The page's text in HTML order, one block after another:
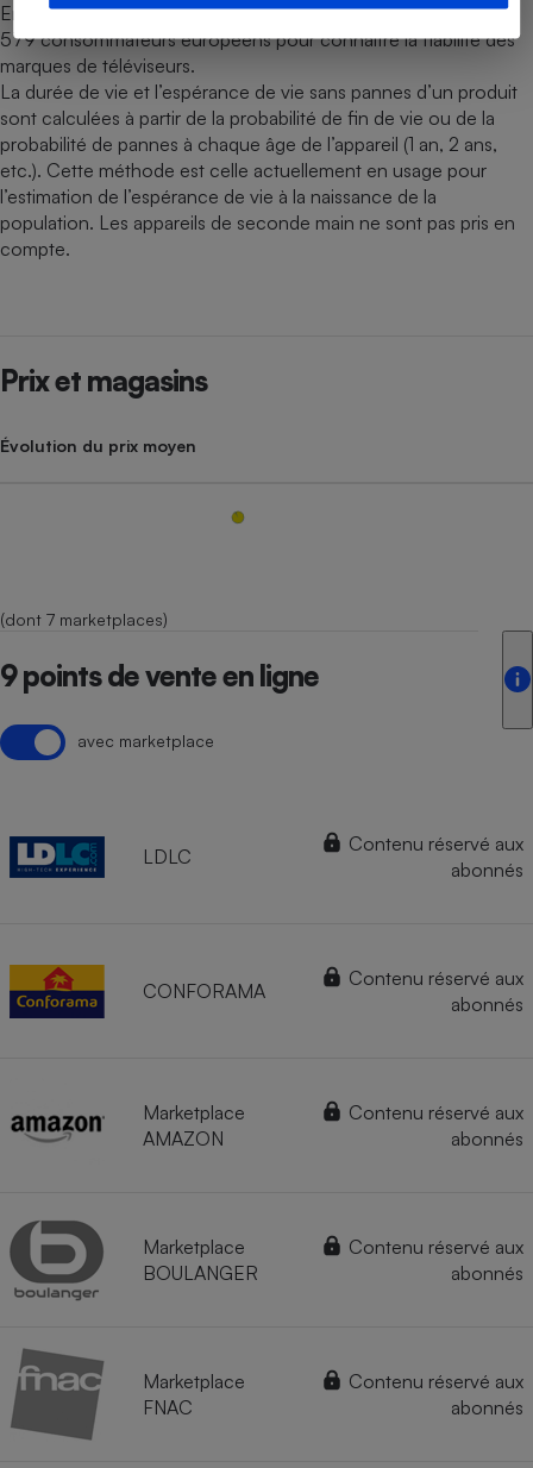
En décembre 2024, une enquête a été réalisée auprès de 27
579 consommateurs européens pour connaître la fiabilité des
marques de téléviseurs.
La durée de vie et l’espérance de vie sans pannes d’un produit
sont calculées à partir de la probabilité de fin de vie ou de la
probabilité de pannes à chaque âge de l’appareil (1 an, 2 ans,
etc.). Cette méthode est celle actuellement en usage pour
l’estimation de l’espérance de vie à la naissance de la
population. Les appareils de seconde main ne sont pas pris en
compte.
Prix et magasins
Évolution du prix moyen
(dont 7 marketplaces)
9 points de vente en ligne
avec marketplace
LDLC
Contenu réservé aux
abonnés
CONFORAMA
Contenu réservé aux
abonnés
Marketplace
AMAZON
Contenu réservé aux
abonnés
Marketplace
BOULANGER
Contenu réservé aux
abonnés
Marketplace
FNAC
Contenu réservé aux
abonnés